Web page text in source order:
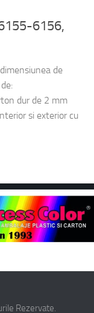
6156,
de
dur de 2 mm
si exterior cu
Rezervate.